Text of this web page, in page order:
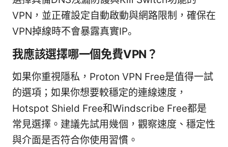
VPN，並正確設定自動啟動與網路限制，確保在
VPN掉線時不會暴露真實IP。
我應該選擇哪一個免費VPN？
如果你重視隱私，Proton VPN Free是值得一試
的選項；如果你想要較穩定的連線速度，
Hotspot Shield Free和Windscribe Free都是
常見選擇。建議先試用幾個，觀察速度、穩定性
與介面是否符合你使用習慣。